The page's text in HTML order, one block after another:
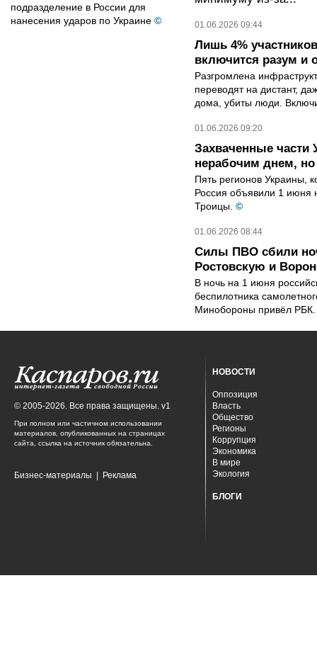
подразделение в России для
нанесения ударов по Украине © 01.06.2026 09:44
Лишь 4%
включится разум и
Разгромлена
переводят на дистант,
дома, убиты люди.
01.06.2026 09:20
Захваченные
нерабочим днем, но
Пять регионов Украины,
Россия объявили 1 июня
Троицы. ©
01.06.2026 08:44
Силы ПВО сбили
Ростовскую и
В ночь на 1 июня
беспилотника
Минобороны привёл РБК.
© 2005-2026. Все права защищены. v1
При полном или частичном использовании
материалов, опубликованных на страницах
сайта, ссылка на источник обязательна.
Бизнес-материалы Реклама
НОВОСТИ
Оппозиция
Власть
Общество
Регионы
Коррупция
Экономика
В мире
Экология
БЛОГИ